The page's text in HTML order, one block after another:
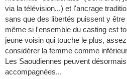
via la télévision...) et l'ancrage
sans que des libertés puissent y
même si l'ensemble du casting est
jeune voisin qui touche le plus,
considérer la femme comme
Les Saoudiennes peuvent
accompagnées...